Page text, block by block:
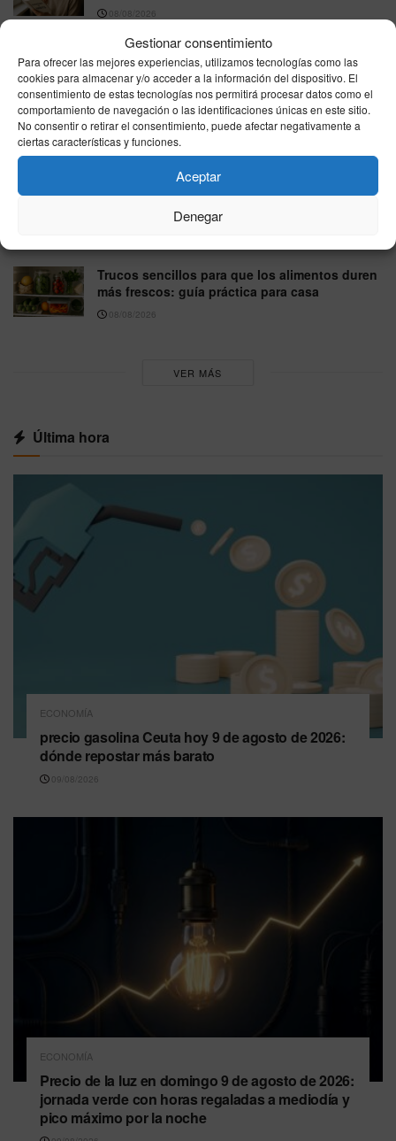
Gestionar consentimiento
Para ofrecer las mejores experiencias, utilizamos tecnologías como las
cookies para almacenar y/o acceder a la información del dispositivo. El
consentimiento de estas tecnologías nos permitirá procesar datos como el
comportamiento de navegación o las identificaciones únicas en este sitio.
No consentir o retirar el consentimiento, puede afectar negativamente a
ciertas características y funciones.
Aceptar
Denegar
08/08/2026
Cómo mejorar la productividad con técnicas
de base científica (sin complicarte)
08/08/2026
Mitos sobre la alimentación desmentidos por
la ciencia: lo que conviene saber
Consejos para dormir mejor según la ciencia:
hábitos que sí funcionan
Trucos sencillos para que los alimentos duren
más frescos: guía práctica para casa
08/08/2026
VER MÁS
Última hora
ECONOMÍA
precio gasolina Ceuta hoy 9 de agosto de 2026:
dónde repostar más barato
09/08/2026
ECONOMÍA
Precio de la luz en domingo 9 de agosto de 2026:
jornada verde con horas regaladas a mediodía y
pico máximo por la noche